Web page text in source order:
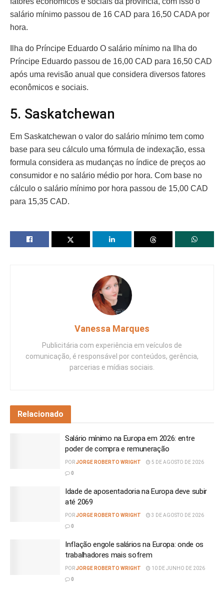
salário mínimo passou de 16 CAD para 16,50 CADA por
hora.
Ilha do Príncipe Eduardo O salário mínimo na Ilha do
Príncipe Eduardo passou de 16,00 CAD para 16,50 CAD
após uma revisão anual que considera diversos fatores
econômicos e sociais.
5. Saskatchewan
Em Saskatchewan o valor do salário mínimo tem como
base para seu cálculo uma fórmula de indexação, essa
formula considera as mudanças no índice de preços ao
consumidor e no salário médio por hora. Com base no
cálculo o salário mínimo por hora passou de 15,00 CAD
para 15,35 CAD.
Vanessa Marques
Publicitária com experiência em veículos de
comunicação, é responsável por conteúdos, gerência,
parcerias e mídias sociais.
Relacionado
Salário mínimo na Europa em 2026: entre
poder de compra e remuneração
PORJORGE ROBERTO WRIGHT
5 DE AGOSTO DE 2026
0
Idade de aposentadoria na Europa deve subir
até 2069
PORJORGE ROBERTO WRIGHT
3 DE AGOSTO DE 2026
0
Inflação engole salários na Europa: onde os
trabalhadores mais sofrem
PORJORGE ROBERTO WRIGHT
10 DE JUNHO DE 2026
0